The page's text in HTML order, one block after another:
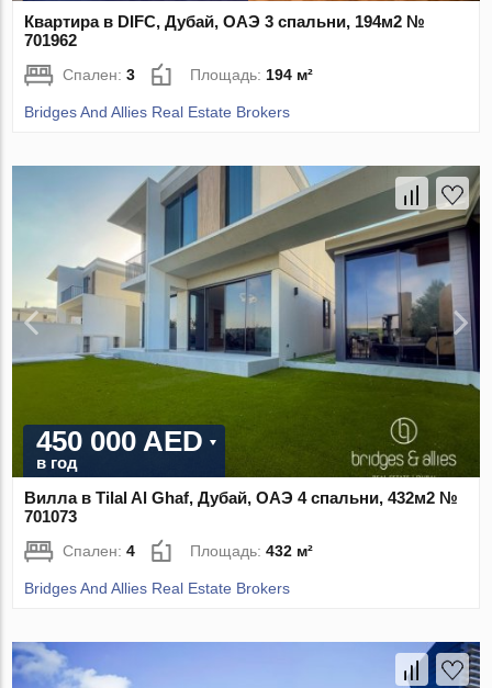
Квартира в DIFC, Дубай, ОАЭ 3 спальни, 194м2 №
701962
Спален:3 Площадь:194 м²
Bridges And Allies Real Estate Brokers
450 000 AED
в год
Вилла в Tilal Al Ghaf, Дубай, ОАЭ 4 спальни, 432м2 №
701073
Спален:4 Площадь:432 м²
Bridges And Allies Real Estate Brokers